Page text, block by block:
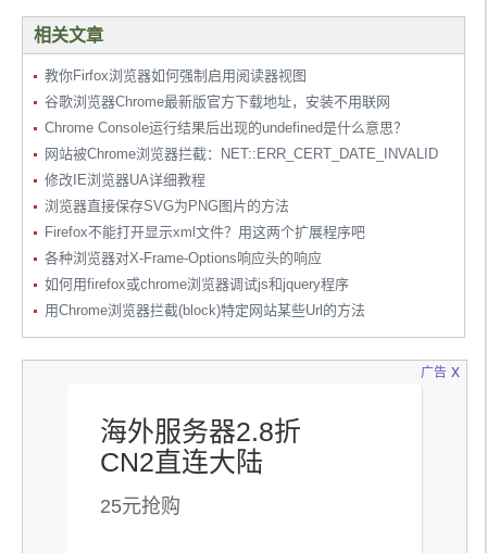
相关文章
教你Firfox浏览器如何强制启用阅读器视图
谷歌浏览器Chrome最新版官方下载地址，安装不用联网
Chrome Console运行结果后出现的undefined是什么意思？
网站被Chrome浏览器拦截：NET::ERR_CERT_DATE_INVALID
修改IE浏览器UA详细教程
浏览器直接保存SVG为PNG图片的方法
Firefox不能打开显示xml文件？用这两个扩展程序吧
各种浏览器对X-Frame-Options响应头的响应
如何用firefox或chrome浏览器调试js和jquery程序
用Chrome浏览器拦截(block)特定网站某些Url的方法
广告
海外服务器2.8折
CN2直连大陆
25元抢购
x